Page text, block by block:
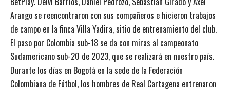
Arango se reencontraron con sus compañeros e hicieron trabajos
de campo en la finca Villa Yadira, sitio de entrenamiento del club.
El paso por Colombia sub-18 se da con miras al campeonato
Sudamericano sub-20 de 2023, que se realizará en nuestro país.
Durante los días en Bogotá en la sede de la Federación
Colombiana de Fútbol, los hombres de Real Cartagena entrenaron